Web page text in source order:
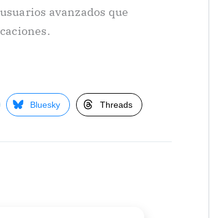
avanzados que
Bluesky Threads